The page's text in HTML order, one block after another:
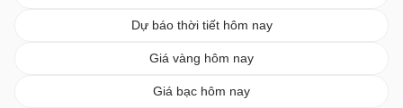
Dự báo thời tiết hôm nay
Giá vàng hôm nay
Giá bạc hôm nay